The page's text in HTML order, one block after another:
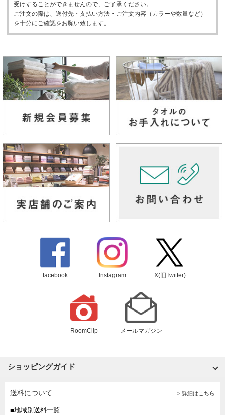
受けすることができませんので、ご了承ください。
ご注文の際は、送付先・支払い方法・ご注文内容（カラーや数量など）
を十分にご確認をお願い致します。
facebook Instagram X(旧Twitter)
RoomClip メールマガジン
ショッピングガイド
送料について > 詳細はこちら
■地域別送料一覧